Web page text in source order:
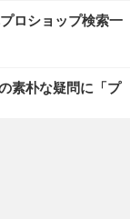
ロショップ検索一
素朴な疑問に「プ